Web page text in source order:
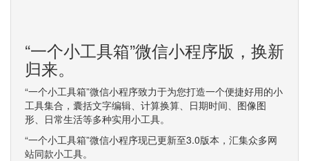
“一个小工具箱”微信小程序版，换新
归来。
“一个小工具箱”微信小程序致力于为您打造一个便捷好用的小
工具集合，囊括文字编辑、计算换算、日期时间、图像图
形、日常生活等多种实用小工具。
“一个小工具箱”微信小程序现已更新至3.0版本，汇集众多网
站同款小工具。